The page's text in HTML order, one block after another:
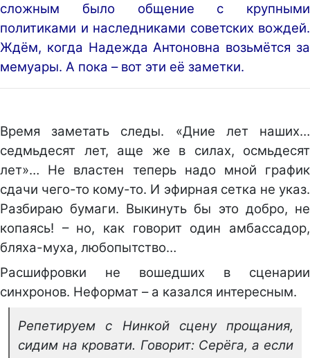
сложным было общение с крупными
политиками и наследниками советских вождей.
Ждём, когда Надежда Антоновна возьмётся за
мемуары. А пока – вот эти её заметки.
Время заметать следы. «Дние лет наших…
седмьдесят лет, аще же в силах, осмьдесят
лет»… Не властен теперь надо мной график
сдачи чего-то кому-то. И эфирная сетка не указ.
Разбираю бумаги. Выкинуть бы это добро, не
копаясь! – но, как говорит один амбассадор,
бляха-муха, любопытство…
Расшифровки не вошедших в сценарии
синхронов. Неформат – а казался интересным.
Репетируем с Нинкой сцену прощания,
сидим на кровати. Говорит: Серёга, а если